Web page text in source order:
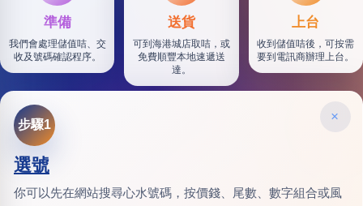
準備
我們會處理儲值咭、交
收及號碼確認程序。
送貨
可到海港城店取咭，或
免費順豐本地速遞送
達。
上台
收到儲值咭後，可按需
要到電訊商辦理上台。
×
步驟1
選號
你可以先在網站搜尋心水號碼，按價錢、尾數、數字組合或風